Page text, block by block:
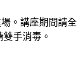
。講座期間請全
手消毒。